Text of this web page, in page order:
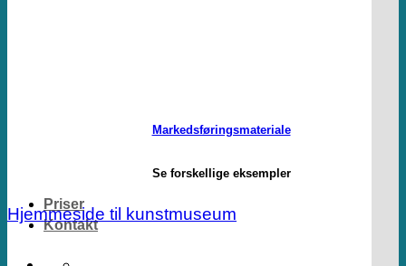
Markedsføringsmateriale
Se forskellige eksempler
Priser
Kontakt
Hjemmeside til kunstmuseum